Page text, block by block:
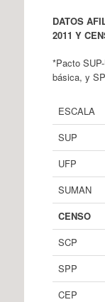
DATOS
2011 Y
*Pacto
básica, y
ESCALA
SUP
UFP
SUMAN
CENSO
SCP
SPP
CEP